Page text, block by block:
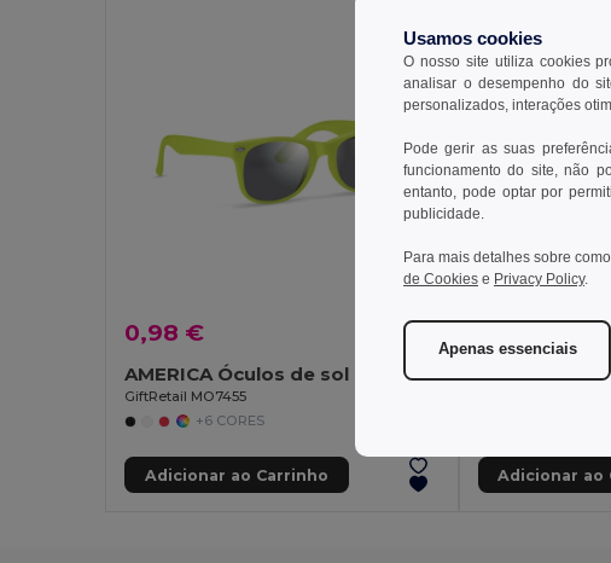
0,98 €
AMERICA Óculos de sol com proteção UV
GiftRetail MO7455
+6 CORES
Adicionar ao Carrinho Adicionar ao
Usamos cookies
O nosso site utiliza cookies
analisar o desempenho do
personalizados, interações
Pode gerir as suas
funcionamento do site, não
entanto, pode optar por
publicidade.
Para mais detalhes sobre
de Cookies e Privacy Policy.
Apenas essenciais